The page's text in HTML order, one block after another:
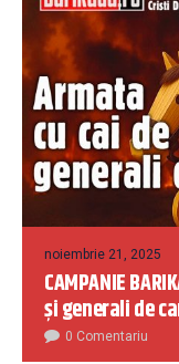
noiembrie 21, 2025
CAMPANIE
și generali de
0 Comentariu